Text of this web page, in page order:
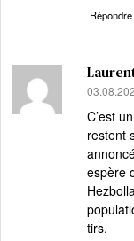
Répondre
dit :
C’est
restent
espère
tirs.